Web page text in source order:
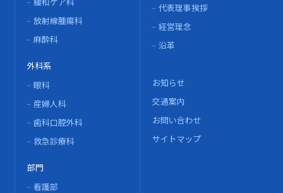
放射線腫瘍科
麻酔科
外科系
眼科
産婦人科
歯科口腔外科
救急診療科
部門
看護部
代表理事挨拶
経営理念
沿革
お知らせ
交通案内
お問い合わせ
サイトマップ